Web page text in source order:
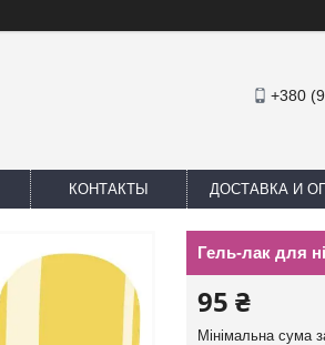
+380
КОНТАКТЫ ДОСТАВКА И
Гель-лак для
95 ₴
Мінімальна сума